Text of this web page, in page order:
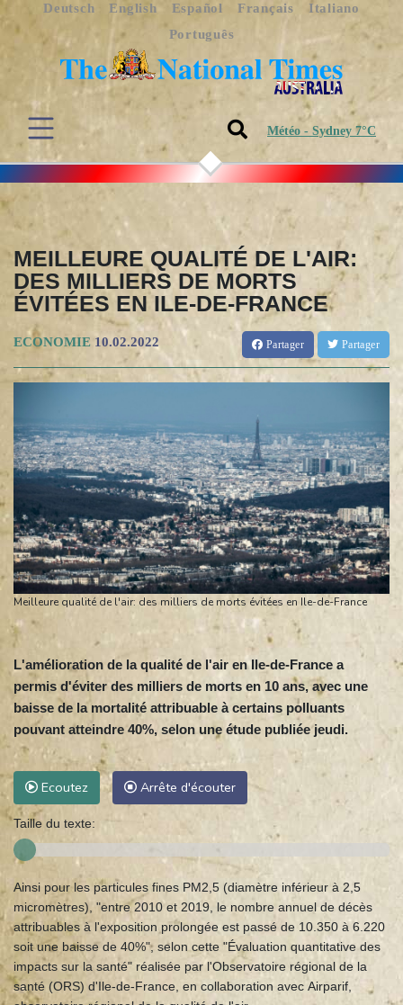
Deutsch English Español Français
Italiano
Português
Météo - Sydney 7°C
MEILLEURE QUALITÉ DE L'AIR:
DES MILLIERS DE MORTS
ÉVITÉES EN ILE-DE-FRANCE
ECONOMIE 10.02.2022 Partager Partager
Meilleure qualité de l'air: des milliers de morts évitées en Ile-de-France
L'amélioration de la qualité de l'air en Ile-de-France a
permis d'éviter des milliers de morts en 10 ans, avec une
baisse de la mortalité attribuable à certains polluants
pouvant atteindre 40%, selon une étude publiée jeudi.
Ecoutez Arrête d'écouter
Taille du texte:
Ainsi pour les particules fines PM2,5 (diamètre inférieur à 2,5
micromètres), "entre 2010 et 2019, le nombre annuel de décès
attribuables à l'exposition prolongée est passé de 10.350 à 6.220
soit une baisse de 40%", selon cette "Évaluation quantitative des
impacts sur la santé" réalisée par l'Observatoire régional de la
santé (ORS) d'Ile-de-France, en collaboration avec Airparif,